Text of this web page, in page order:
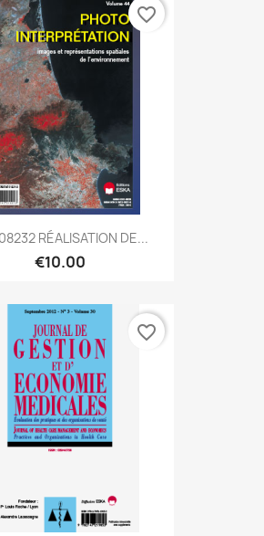
RÉALISATION DE...
€10.00
favorite_border
favorite_border